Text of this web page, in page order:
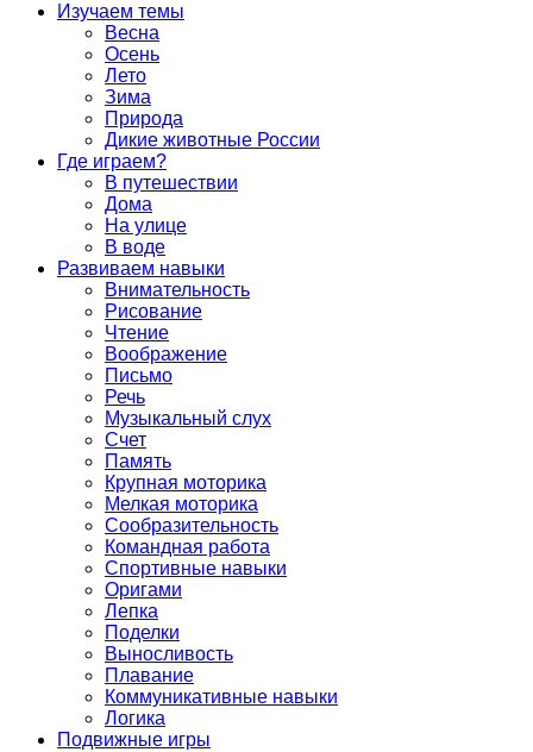
Изучаем темы
Весна
Осень
Лето
Зима
Природа
Дикие животные России
Где играем?
В путешествии
Дома
На улице
В воде
Развиваем навыки
Внимательность
Рисование
Чтение
Воображение
Письмо
Речь
Музыкальный слух
Счет
Память
Крупная моторика
Мелкая моторика
Сообразительность
Командная работа
Спортивные навыки
Оригами
Лепка
Поделки
Выносливость
Плавание
Коммуникативные навыки
Логика
Подвижные игры